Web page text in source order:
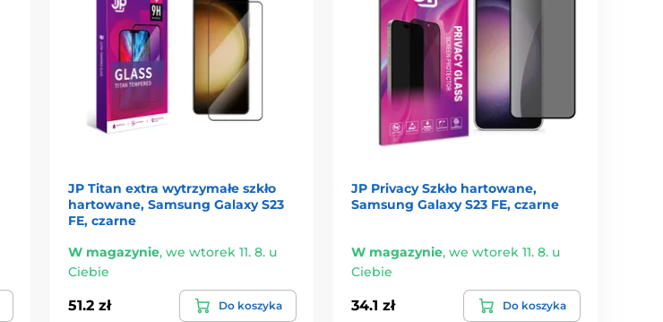
JP Titan extra wytrzymałe szkło
hartowane, Samsung Galaxy S23
FE, czarne
W magazynie, we wtorek 11. 8. u
Ciebie
51.2 zł Do koszyka
JP Privacy Szkło hartowane,
Samsung Galaxy S23 FE, czarne
W magazynie,we wtorek 11. 8. u
Ciebie
34.1 zł Do koszyka